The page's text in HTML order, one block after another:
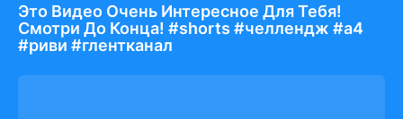
Это Видео Очень Интересное Для Тебя!
Смотри До Конца! #shorts #челлендж #а4
#риви #глентканал